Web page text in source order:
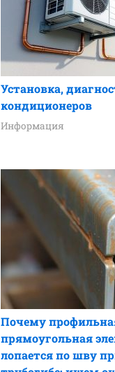
Установка,
кондиционеров
Информация
Почему
прямоугольная
лопается по шву